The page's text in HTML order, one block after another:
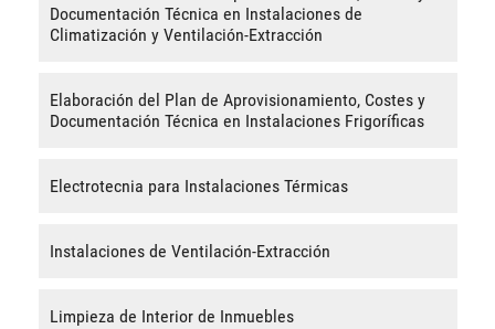
Documentación Técnica en Instalaciones de
Climatización y Ventilación-Extracción
Elaboración del Plan de Aprovisionamiento, Costes y
Documentación Técnica en Instalaciones Frigoríficas
Electrotecnia para Instalaciones Térmicas
Instalaciones de Ventilación-Extracción
Limpieza de Interior de Inmuebles